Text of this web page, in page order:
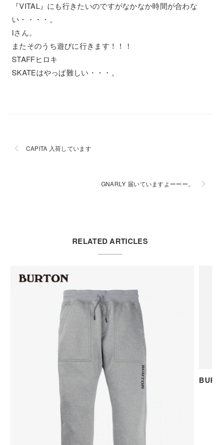
『VITAL』にも行きたいのですがなかなか時間が合わな
い・・・・。
Iさん。
またそのうち遊びに行きます！！！
STAFFヒロキ
SKATEはやっぱ難しい・・・。
CAPITA 入荷しています
GNARLY 届いていますよーーー。
RELATED ARTICLES